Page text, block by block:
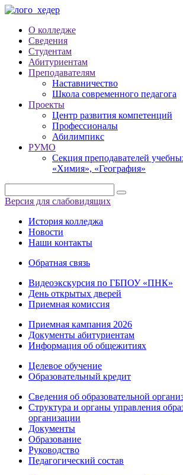
О колледже
Сведения
Студентам
Абитуриентам
Преподавателям
Наставничество
Школа современного педагога
Проекты
Центр развития компетенций
Профессионалы
Абилимпикс
РУМО
Секция преподавателей
«Химия», «География»
Версия для слабовидящих
История колледжа
Новости
Наши контакты
Обратная связь
Видеоэкскурсия по ГБПОУ «ПНК»
День открытых дверей
Приемная комиссия
Приемная кампания 2026
Дoкументы абитуриентам
Информация об общежитиях
Целевое обучение
Образовательный кредит
Сведения об образовательной
Структура и органы управления
организации
Документы
Образование
Руководство
Педагогический состав